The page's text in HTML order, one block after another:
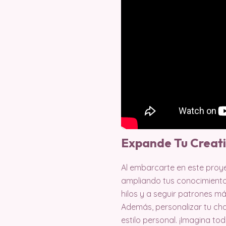
Expande Tu
Al embarcarte en este
ampliando tus
hilos y a seguir patrones
Además, personalizar tu
estilo personal. ¡Imagina